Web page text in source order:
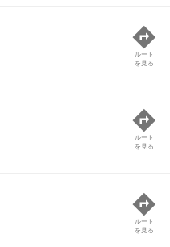
ルート
を見る
ルート
を見る
ルート
を見る